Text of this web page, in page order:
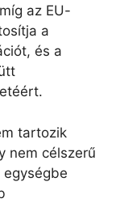
az EU-
a
és a
tartozik
nem célszerű